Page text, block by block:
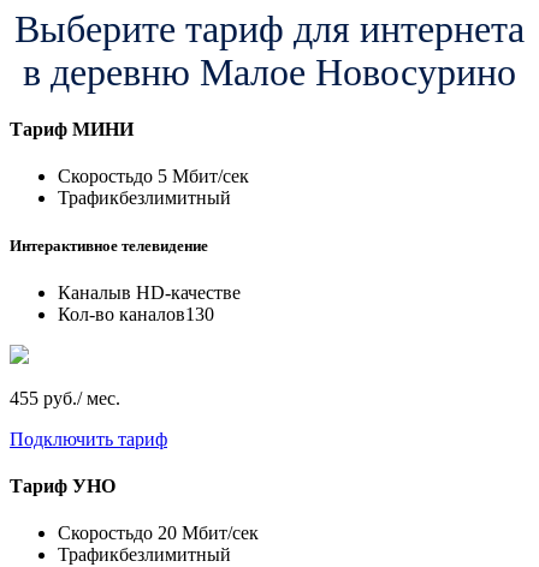
Выберите тариф для интернета
в деревню Малое Новосурино
Тариф МИНИ
Скоростьдо 5 Мбит/сек
Трафикбезлимитный
Интерактивное телевидение
Каналыв HD-качестве
Кол-во каналов130
455 руб./ мес.
Подключить тариф
Тариф УНО
Скоростьдо 20 Мбит/сек
Трафикбезлимитный